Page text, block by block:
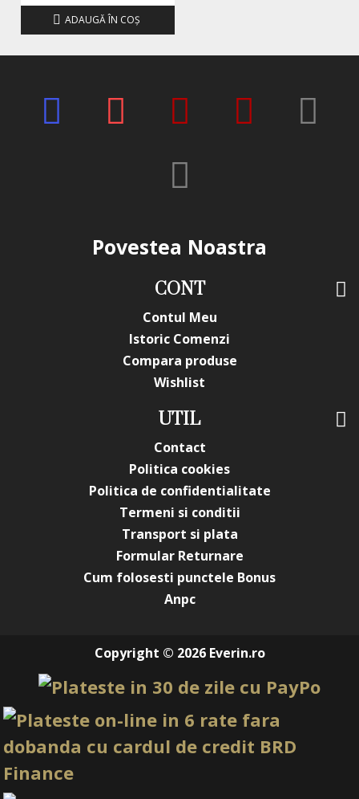
ADAUGĂ ÎN COŞ
Povestea Noastra
CONT
Contul Meu
Istoric Comenzi
Compara produse
Wishlist
UTIL
Contact
Politica cookies
Politica de confidentialitate
Termeni si conditii
Transport si plata
Formular Returnare
Cum folosesti punctele Bonus
Anpc
Copyright © 2026 Everin.ro